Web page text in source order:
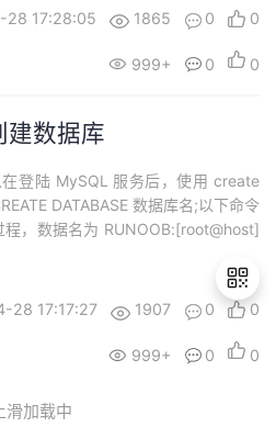
17:28:05 1865 0 0
999+ 0 0
建数据库
登陆 MySQL 服务后，使用 create
DATABASE 数据库名;以下命令
，数据名为 RUNOOB:[root@host]
28 17:17:27 1907 0 0
999+ 0 0
滑加载中